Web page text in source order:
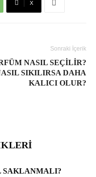
X
Sonraki İçerik
NASIL SEÇILIR?
SIKILIRSA DAHA
KALICI OLUR?
SAKLANMALI?